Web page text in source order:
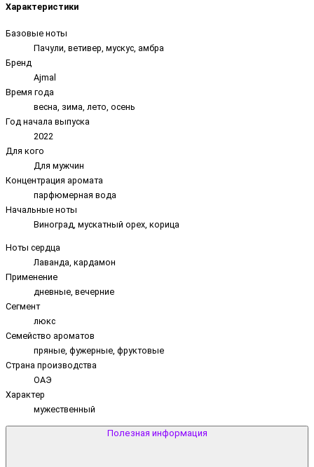
Характеристики
Базовые ноты
Пачули, ветивер, мускус, амбра
Бренд
Ajmal
Время года
весна, зима, лето, осень
Год начала выпуска
2022
Для кого
Для мужчин
Концентрация аромата
парфюмерная вода
Начальные ноты
Виноград, мускатный орех, корица
Ноты сердца
Лаванда, кардамон
Применение
дневные, вечерние
Сегмент
люкс
Семейство ароматов
пряные, фужерные, фруктовые
Страна производства
ОАЭ
Характер
мужественный
Полезная информация